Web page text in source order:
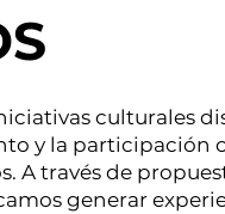
culturales
y la participación
A través de
generar